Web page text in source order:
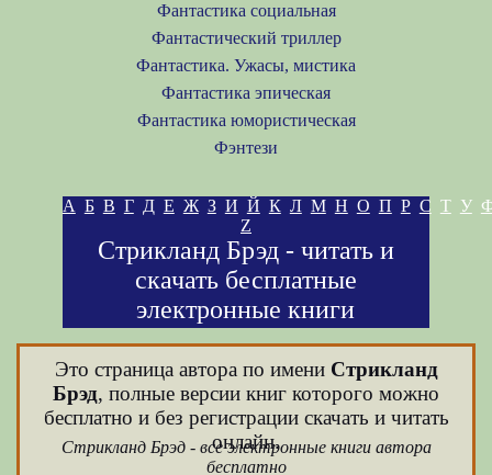
Фантастика социальная
Фантастический триллер
Фантастика. Ужасы, мистика
Фантастика эпическая
Фантастика юмористическая
Фэнтези
А Б В Г Д Е Ж З И Й К Л М Н О П Р С Т У
Z
Стрикланд Брэд - читать и
скачать бесплатные
электронные книги
Это страница автора по имени Стрикланд
Брэд, полные версии книг которого можно
бесплатно и без регистрации скачать и читать
онлайн.
Стрикланд Брэд - все электронные книги автора
бесплатно